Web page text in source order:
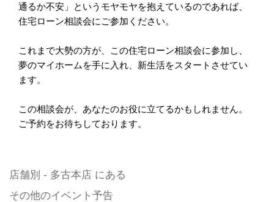
通るか不安」というモヤモヤを抱えているのであれば、
住宅ローン相談会にご参加ください。
これまで大勢の方が、この住宅ローン相談会に参加し、
夢のマイホームを手に入れ、新生活をスタートさせてい
ます。
この相談会が、あなたのお役に立てるかもしれません。
ご予約をお待ちしております。
店舗別 - 多古本店 にある
その他のイベント予告